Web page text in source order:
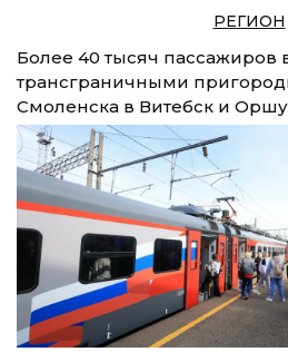
РЕГИОН
Более 40 тысяч пассажиров
трансграничными
Смоленска в Витебск и